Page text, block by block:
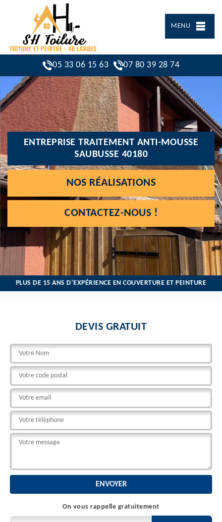
MENU
05 33 06 15 63 07 80 39 28 74
ENTREPRISE TRAITEMENT ANTI-MOUSSE
SAUBUSSE 40180
NOS RÉALISATIONS
CONTACTEZ-NOUS !
PLUS DE 15 ANS D’EXPÉRIENCE EN COUVERTURE ET PEINTURE
DEVIS GRATUIT
On vous rappelle gratuitement